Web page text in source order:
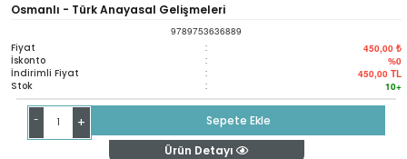
Osmanlı - Türk Anayasal Gelişmeleri
9789753636889
Fiyat : 450,00 ₺
İskonto : %0
İndirimli Fiyat : 450,00 TL
Stok : 10+
- +
Sepete Ekle
Ürün Detayı